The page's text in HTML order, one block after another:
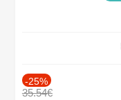
-25%
35.54€